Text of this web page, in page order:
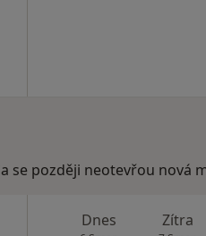
se později neotevřou nová
Dnes Zítra